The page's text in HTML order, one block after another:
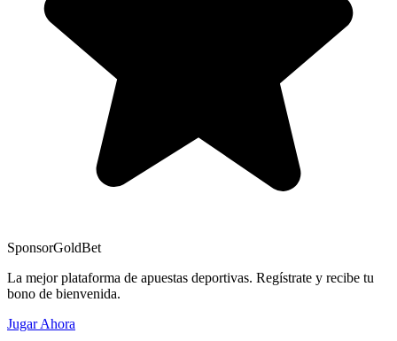
SponsorGoldBet
La mejor plataforma de apuestas deportivas. Regístrate y recibe tu
bono de bienvenida.
Jugar Ahora